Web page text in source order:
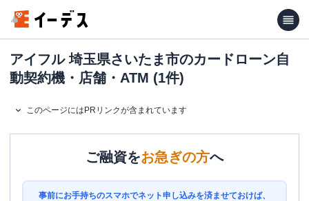
アイフル 埼玉県さいたま市のカードローン自
動契約機・店舗・ATM (1件)
このページにはPRリンクが含まれています
ご融資をお急ぎの方へ
事前にお手持ちのスマホでネット申し込みを済ませておけば、